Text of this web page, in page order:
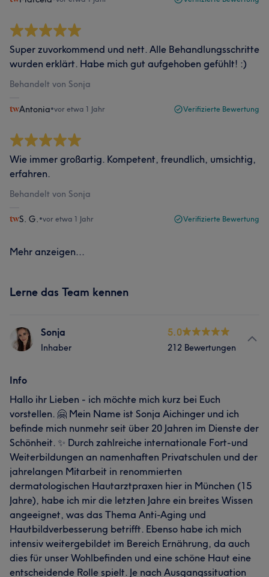
Super zuvorkommend und nett. Alle Behandlungsschritte
wurden erklärt. Habe mich gut aufgehoben gefühlt! :)
Behandelt von Sonja
Antonia•vor etwa 1 Jahr Verifizierte Bewertung
Wie immer großartig. Kompetent, freundlich, umsichtig,
erfahren.
Behandelt von Sonja
S. G. •vor etwa 1 Jahr Verifizierte Bewertung
Mehr anzeigen...
Lerne das Team kennen
Sonja
Inhaber
5.0
212 Bewertungen
Info
Hallo ihr Lieben - ich möchte mich kurz bei Euch
vorstellen. 🤗 Mein Name ist Sonja Aichinger und ich
befinde mich nunmehr seit über 20 Jahren im Dienste der
Schönheit. ✨ Durch zahlreiche internationale Fort-und
Weiterbildungen an namenhaften Privatschulen und der
jahrelangen Mitarbeit in renommierten
dermatologischen Hautarztpraxen hier in München (15
Jahre), habe ich mir die letzten Jahre ein breites Wissen
angeeignet, was das Thema Anti-Aging und
Hautbildverbesserung betrifft. Ebenso habe ich mich
intensiv weitergebildet im Bereich Ernährung, da auch
dies für unser Wohlbefinden und eine schöne Haut eine
entscheidende Rolle spielt. Je nach Ausgangssituation